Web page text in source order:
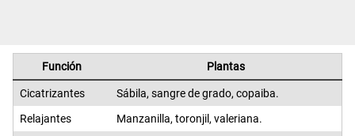
Función Plantas
Cicatrizantes
Sábila, sangre de grado, copaiba.
Relajantes
Manzanilla, toronjil, valeriana.